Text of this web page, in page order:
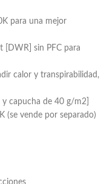
para una mejor
[DWR] sin PFC para
calor y transpirabilidad,
y capucha de 40 g/m2]
(se vende por separado)